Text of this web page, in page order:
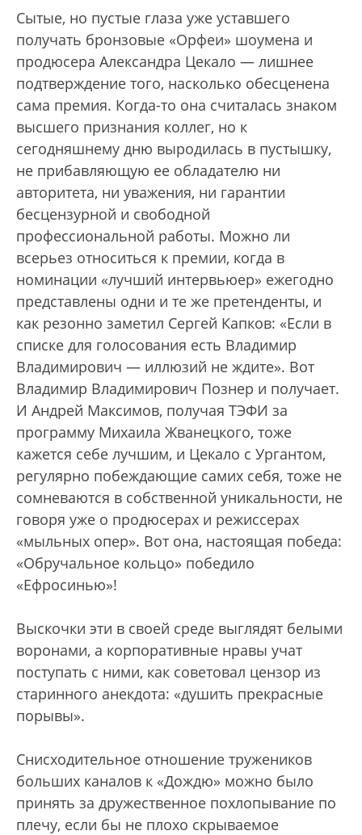
Сытые, но пустые глаза уже уставшего
получать бронзовые «Орфеи» шоумена и
продюсера Александра Цекало — лишнее
подтверждение того, насколько обесценена
сама премия. Когда-то она считалась знаком
высшего признания коллег, но к
сегодняшнему дню выродилась в пустышку,
не прибавляющую ее обладателю ни
авторитета, ни уважения, ни гарантии
бесцензурной и свободной
профессиональной работы. Можно ли
всерьез относиться к премии, когда в
номинации «лучший интервьюер» ежегодно
представлены одни и те же претенденты, и
как резонно заметил Сергей Капков: «Если в
списке для голосования есть Владимир
Владимирович — иллюзий не ждите». Вот
Владимир Владимирович Познер и получает.
И Андрей Максимов, получая ТЭФИ за
программу Михаила Жванецкого, тоже
кажется себе лучшим, и Цекало с Ургантом,
регулярно побеждающие самих себя, тоже не
сомневаются в собственной уникальности, не
говоря уже о продюсерах и режиссерах
«мыльных опер». Вот она, настоящая победа:
«Обручальное кольцо» победило
«Ефросинью»!
Выскочки эти в своей среде выглядят белыми
воронами, а корпоративные нравы учат
поступать с ними, как советовал цензор из
старинного анекдота: «душить прекрасные
порывы».
Снисходительное отношение тружеников
больших каналов к «Дождю» можно было
принять за дружественное похлопывание по
плечу, если бы не плохо скрываемое